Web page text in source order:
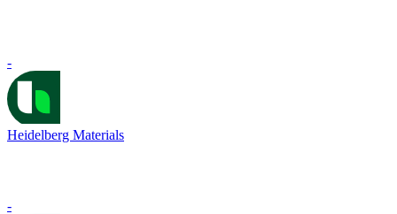
-
Heidelberg Materials
-